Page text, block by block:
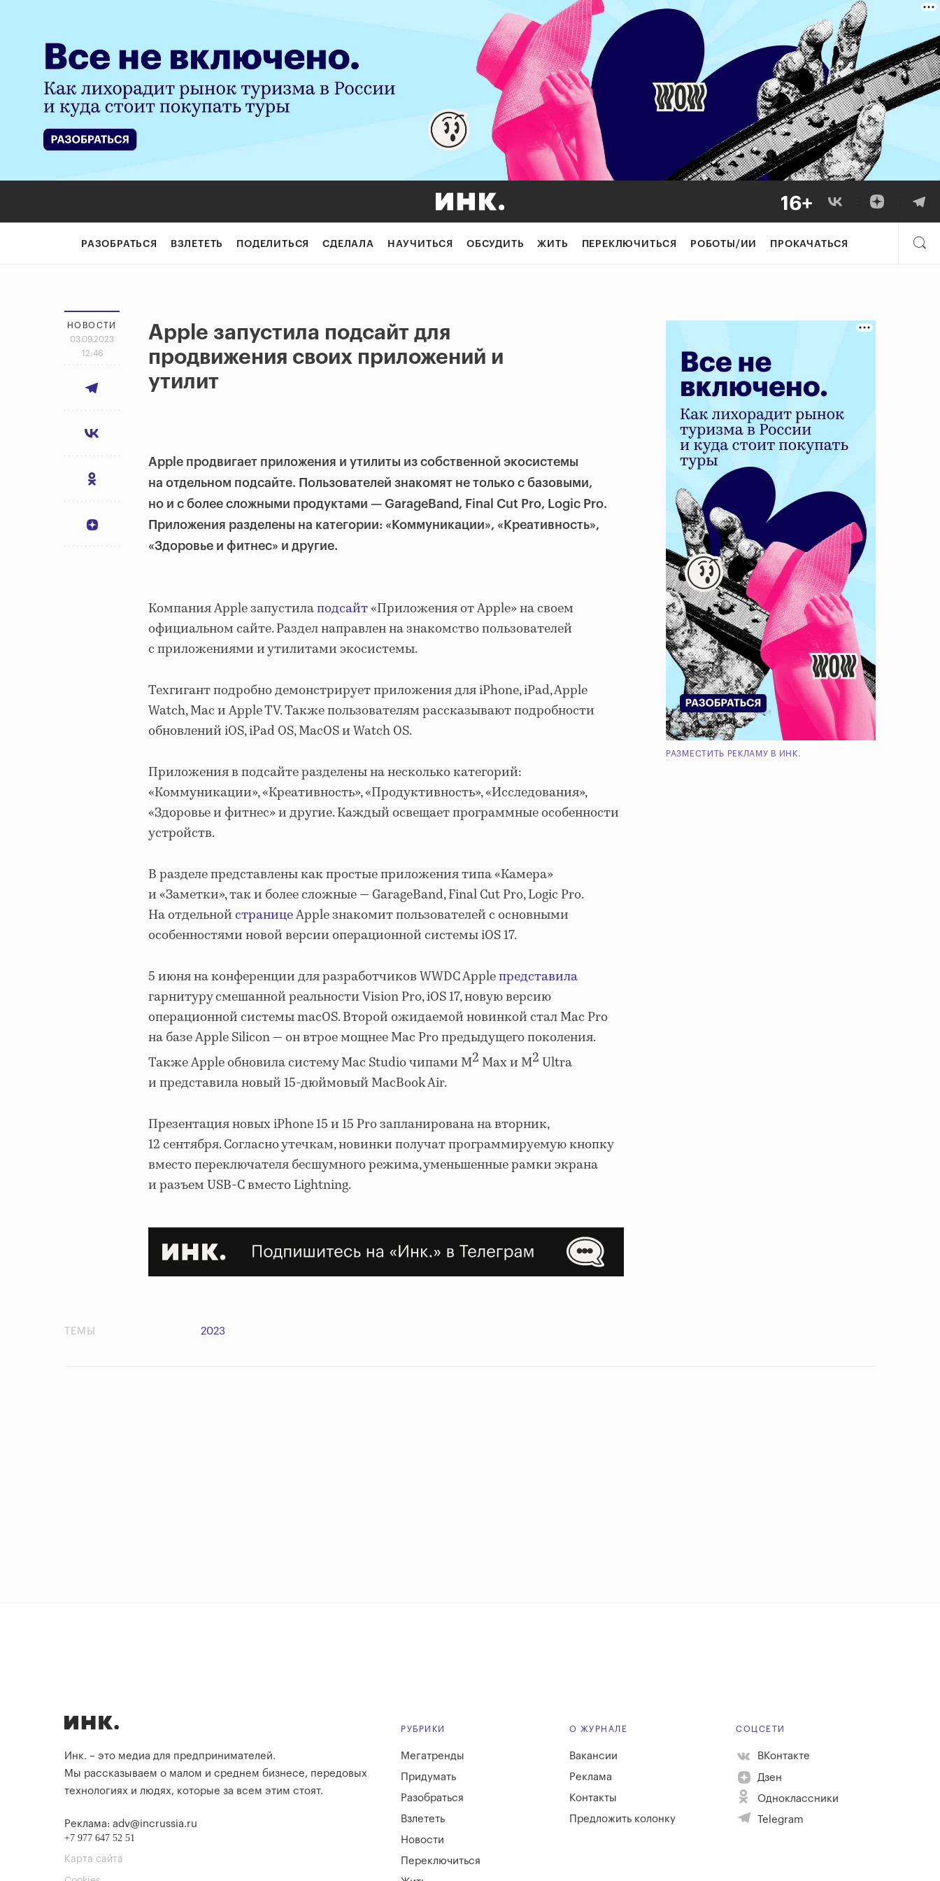
РАЗОБРАТЬСЯ ВЗЛЕТЕТЬ ПОДЕЛИТЬСЯ СДЕЛАЛА НАУЧИТЬСЯ ОБСУДИТЬ ЖИТЬ ПЕРЕКЛЮЧИТЬСЯ РОБОТЫ/ИИ ПРОКАЧАТЬСЯ
НОВОСТИ
03.09.2023
12:46
Apple запустила подсайт для
продвижения своих приложений и
утилит
Apple продвигает приложения и утилиты из собственной экосистемы
на отдельном подсайте. Пользователей знакомят не только с базовыми,
но и с более сложными продуктами — GarageBand, Final Cut Pro, Logic Pro.
Приложения разделены на категории: «Коммуникации», «Креативность»,
«Здоровье и фитнес» и другие.
Компания Apple запустилаподсайт«Приложения от Apple» на своем
официальном сайте. Раздел направлен на знакомство пользователей
с приложениями и утилитами экосистемы.
Техгигант подробно демонстрирует приложения для iPhone, iPad, Apple
Watch, Mac и Apple TV. Также пользователям рассказывают подробности
обновлений iOS, iPad OS, MacOS и Watch OS.
Приложения в подсайте разделены на несколько категорий:
«Коммуникации», «Креативность», «Продуктивность», «Исследования»,
«Здоровье и фитнес» и другие. Каждый освещает программные особенности
устройств.
В разделе представлены как простые приложения типа «Камера»
и «Заметки», так и более сложные — GarageBand, Final Cut Pro, Logic Pro.
На отдельнойстраницеApple знакомит пользователей с основными
особенностями новой версии операционной системы iOS 17.
5 июня на конференции для разработчиков WWDC Appleпредставила
гарнитуру смешанной реальности Vision Pro, iOS 17, новую версию
операционной системы macOS. Второй ожидаемой новинкой стал Mac Pro
на базе Apple Silicon — он втрое мощнее Mac Pro предыдущего поколения.
Также Apple обновила систему Mac Studio чипами M2 Max и M2Ultra
и представила новый 15-дюймовый MacBook Air.
Презентация новых iPhone 15 и 15 Pro запланирована на вторник,
12 сентября. Согласно утечкам, новинки получат программируемую кнопку
вместо переключателя бесшумного режима, уменьшенные рамки экрана
и разъем USB-C вместо Lightning.
РАЗМЕСТИТЬ РЕКЛАМУ В ИНК.
ТЕМЫ 2023
Инк. – это медиа для предпринимателей.
Мы рассказываем о малом и среднем бизнесе, передовых
технологиях и людях, которые за всем этим стоят.
Реклама: adv@incrussia.ru
+7 977 647 52 51
Карта сайта
РУБРИКИ
Мегатренды
Придумать
Разобраться
Взлететь
Новости
Переключиться
О ЖУРНАЛЕ
Вакансии
Реклама
Контакты
Предложить колонку
СОЦСЕТИ
ВКонтакте
Дзен
Одноклассники
Telegram